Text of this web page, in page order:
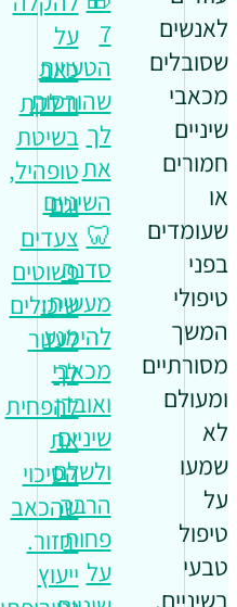
לאנשים
שסובלים
מכאבי
שיניים
חמורים
או
שעומדים
בפני
טיפולי
המשך
מסורתיים
ומעולם
לא
שמעו
על
טיפול
טבעי
בשיניים,
7
הטעויות
שהורסות
לך
את
השיניים
🦷
סדנה
מעשית:
להימנע
מכאבי
ואובדן
שיניים
ולשלם
הרבה
פחות
על
על
כאב
ודלקת
בשיטת
טופהיל,
וגם
צעדים
פשוטים
שיכולים
לעזור
לך
להפחית
את
הסיכוי
שהכאב
יחזור.
ייעוץ